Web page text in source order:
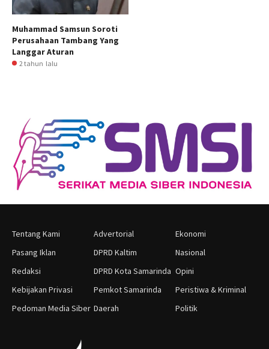
Muhammad Samsun Soroti
Perusahaan Tambang Yang
Langgar Aturan
2 tahun lalu
Tentang Kami
Pasang Iklan
Redaksi
Kebijakan Privasi
Pedoman Media Siber
Advertorial
DPRD Kaltim
DPRD Kota Samarinda
Pemkot Samarinda
Daerah
Ekonomi
Nasional
Opini
Peristiwa & Kriminal
Politik